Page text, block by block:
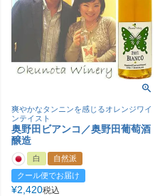
爽やかなタンニンを感じるオレンジワイ
ンテイスト
奥野田ビアンコ／奥野田葡萄酒
醸造
白
自然派
クール便でお届け
¥2,420税込